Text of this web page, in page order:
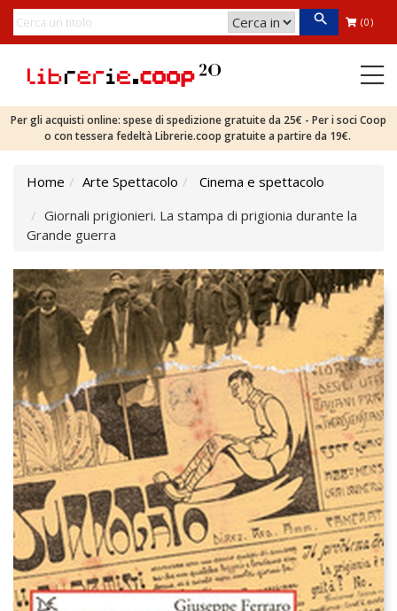
(0)
Per gli acquisti online: spese di spedizione gratuite da 25€ - Per i soci Coop
o con tessera fedeltà Librerie.coop gratuite a partire da 19€.
Home Arte Spettacolo
Cinema e spettacolo
Giornali prigionieri. La stampa di prigionia durante la
Grande guerra